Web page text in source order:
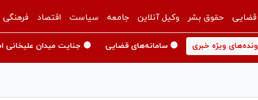
قضایی حقوق بشر وکیل آنلاین جامعه سیاست اقتصاد فرهنگی
ویژه خبری 🟡 سامانه‌های قضایی 🟡 جنایت میدان علیخانی